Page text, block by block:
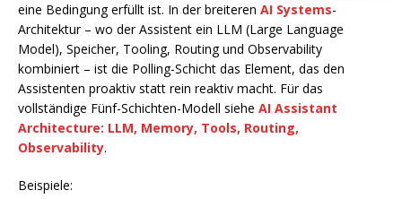
eine Bedingung erfüllt ist. In der breiteren AI Systems-
Architektur – wo der Assistent ein LLM (Large Language
Model), Speicher, Tooling, Routing und Observability
kombiniert – ist die Polling-Schicht das Element, das den
Assistenten proaktiv statt rein reaktiv macht. Für das
vollständige Fünf-Schichten-Modell siehe AI Assistant
Architecture: LLM, Memory, Tools, Routing,
Observability.
Beispiele: